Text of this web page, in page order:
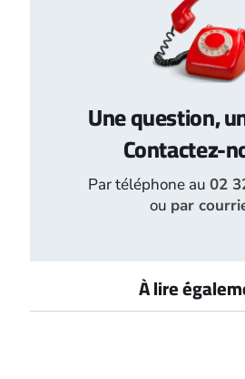
Une question,
Contactez-
Par téléphone au 02
ou par
À lire